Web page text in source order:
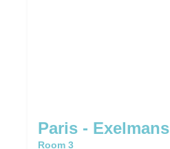
Paris - Exelmans
Room 3